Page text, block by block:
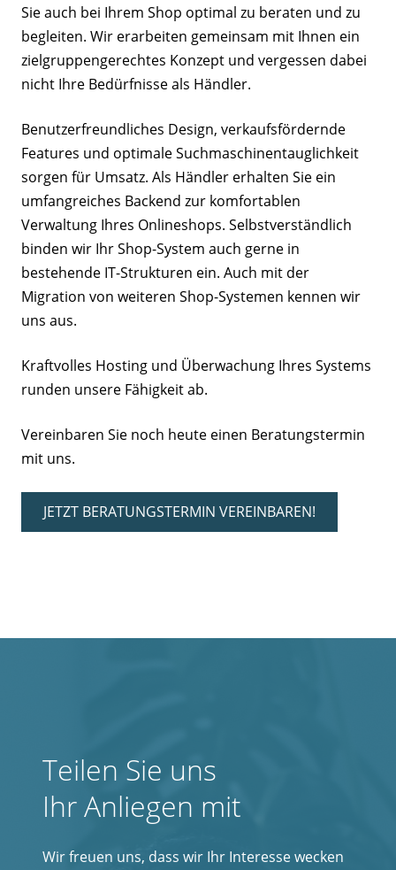
Sie auch bei Ihrem Shop optimal zu beraten und zu
begleiten. Wir erarbeiten gemeinsam mit Ihnen ein
zielgruppengerechtes Konzept und vergessen dabei
nicht Ihre Bedürfnisse als Händler.
Benutzerfreundliches Design, verkaufsfördernde
Features und optimale Suchmaschinentauglichkeit
sorgen für Umsatz. Als Händler erhalten Sie ein
umfangreiches Backend zur komfortablen
Verwaltung Ihres Onlineshops. Selbstverständlich
binden wir Ihr Shop-System auch gerne in
bestehende IT-Strukturen ein. Auch mit der
Migration von weiteren Shop-Systemen kennen wir
uns aus.
Kraftvolles Hosting und Überwachung Ihres Systems
runden unsere Fähigkeit ab.
Vereinbaren Sie noch heute einen Beratungstermin
mit uns.
JETZT BERATUNGSTERMIN VEREINBAREN!
Teilen Sie uns
Ihr Anliegen mit
Wir freuen uns, dass wir Ihr Interesse wecken